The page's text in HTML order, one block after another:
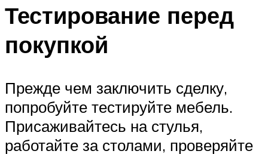
Тестирование перед
покупкой
Прежде чем заключить сделку,
попробуйте тестируйте мебель.
Присаживайтесь на стулья,
работайте за столами, проверяйте